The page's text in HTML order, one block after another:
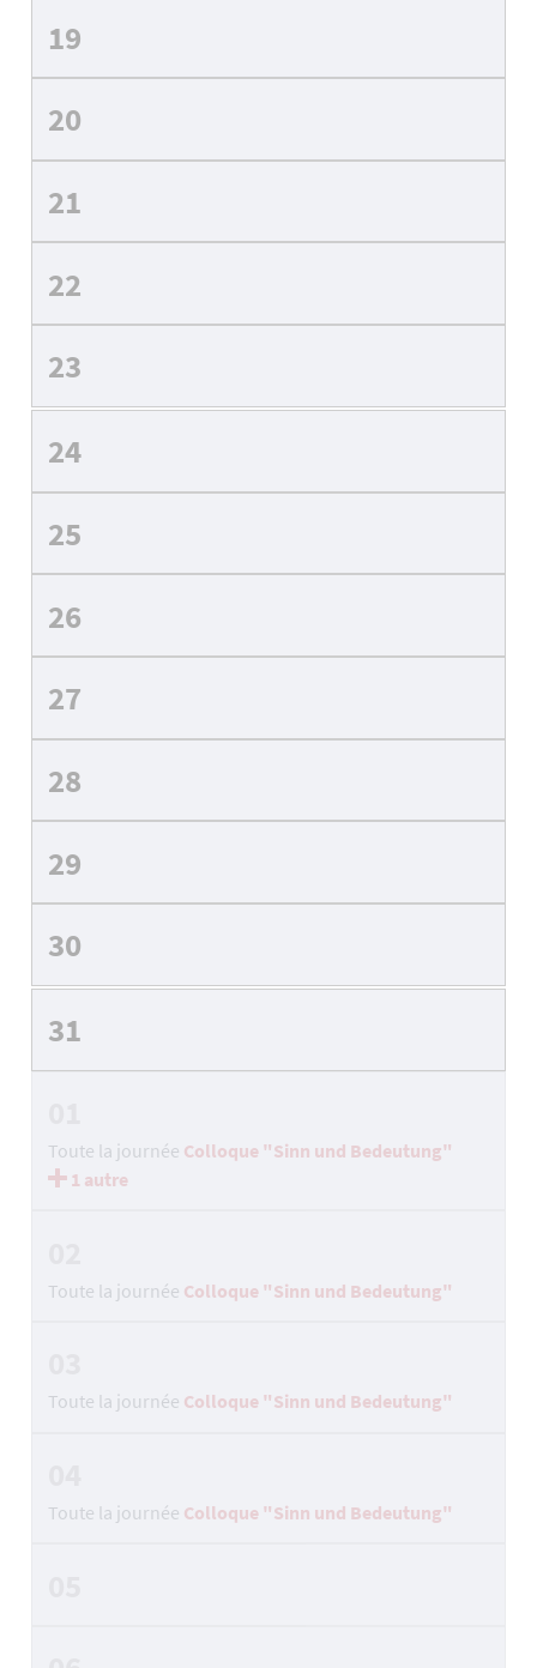
19
20
21
22
23
24
25
26
27
28
29
30
31
Toute la journée Colloque "Sinn und Bedeutung"
1 autre
Toute la journée Colloque "Sinn und Bedeutung"
Toute la journée Colloque "Sinn und Bedeutung"
Toute la journée Colloque "Sinn und Bedeutung"